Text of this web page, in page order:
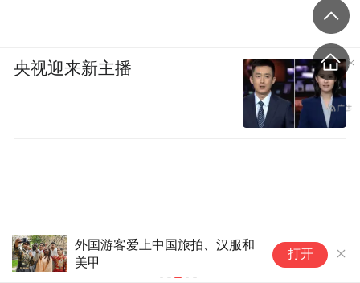
外国游客爱上中国旅拍、汉服和
美甲
打开
央视迎来新主播